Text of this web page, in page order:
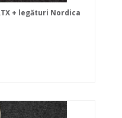
+ legături Nordica